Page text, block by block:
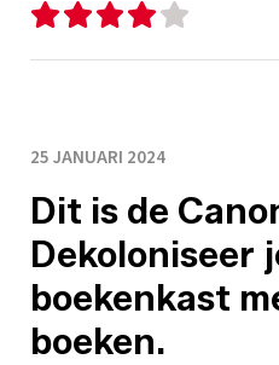
25 JANUARI 2024
Dit is de
Dekoloniseer
boekenkast
boeken.